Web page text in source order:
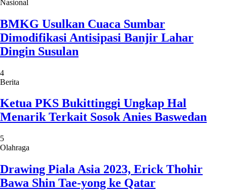
Nasional
BMKG Usulkan Cuaca Sumbar
Dimodifikasi Antisipasi Banjir Lahar
Dingin Susulan
4
Berita
Ketua PKS Bukittinggi Ungkap Hal
Menarik Terkait Sosok Anies Baswedan
5
Olahraga
Drawing Piala Asia 2023, Erick Thohir
Bawa Shin Tae-yong ke Qatar